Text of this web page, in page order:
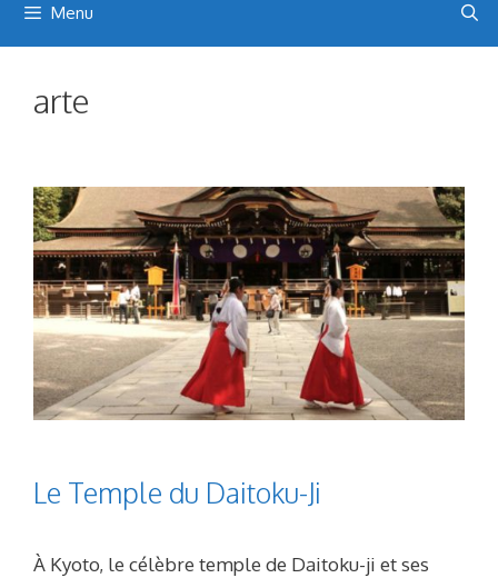
Menu
arte
Le Temple du Daitoku-Ji
À Kyoto, le célèbre temple de Daitoku-ji et ses